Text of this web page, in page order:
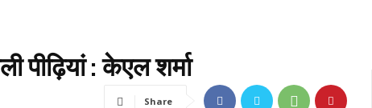
पीढ़ियां : केएल शर्मा
Share